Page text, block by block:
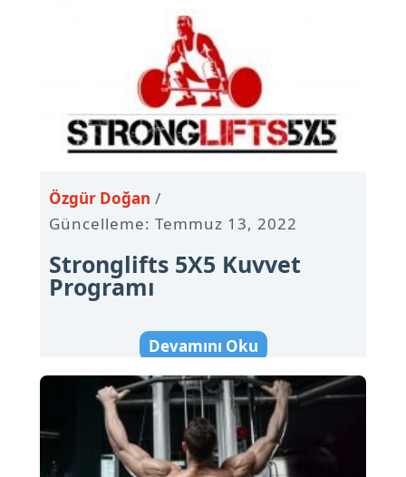
Stronglifts 5X5 Kuvvet
Programı
Güncelleme: Temmuz 13, 2022
Özgür Doğan
Devamını Oku